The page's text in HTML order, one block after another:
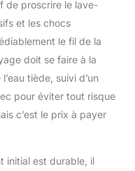
de proscrire le lave-
et les chocs
le fil de la
doit se faire à la
tiède, suivi d’un
pour éviter tout risque
c’est le prix à payer
initial est durable, il